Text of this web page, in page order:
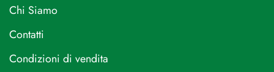
Chi Siamo
Contatti
Condizioni di vendita